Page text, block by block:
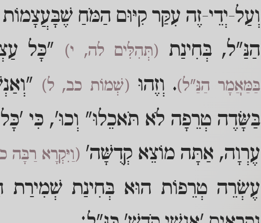
וְעַל-יְדֵי-זֶה עִקַּר קִיּוּם הַמֹּחַ שֶׁבָּעֲצָמוֹת
הַנַּ"ל, בְּחִינַת (תְּהִלִּים לה, י) "כָּל
בַּמַּאֲמָר הַנַּ"ל). וְזֶהוּ (שְׁמוֹת כב, ל)
בַּשָּׂדֶה טְרֵפָה לֹא תֹּאכֵלוּ" וְכוּ', כִּי
עֶרְוָה, אַתָּה מוֹצֵא קְדֻשָּׁה' (וַיִּקְרָא רַבָּה
עֶשְׂרֵה טְרֵפוֹת הוּא בְּחִינַת שְׁמִירַת